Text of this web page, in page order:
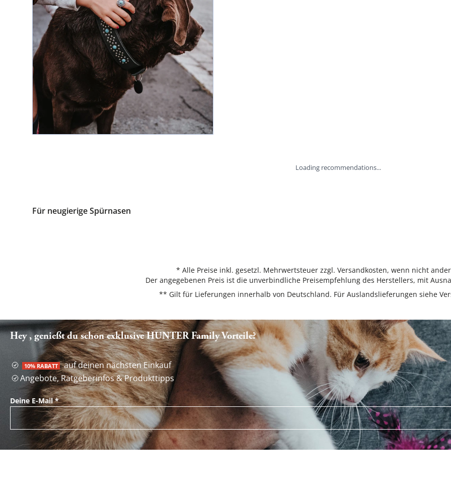
Loading recommendations...
Für neugierige Spürnasen
* Alle Preise inkl. gesetzl. Mehrwertsteuer zzgl. Versandkosten, wenn nicht
Der angegebenen Preis ist die unverbindliche Preisempfehlung des Herstellers, mit
** Gilt für Lieferungen innerhalb von Deutschland. Für Auslandslieferungen siehe
Hey , genießt du schon exklusive HUNTER Family Vorteile?
10% RABATT auf deinen nächsten Einkauf
Angebote, Ratgeberinfos & Produkttipps
Deine E-Mail*